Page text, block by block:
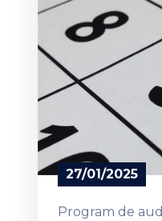
27/01/2025
Program de